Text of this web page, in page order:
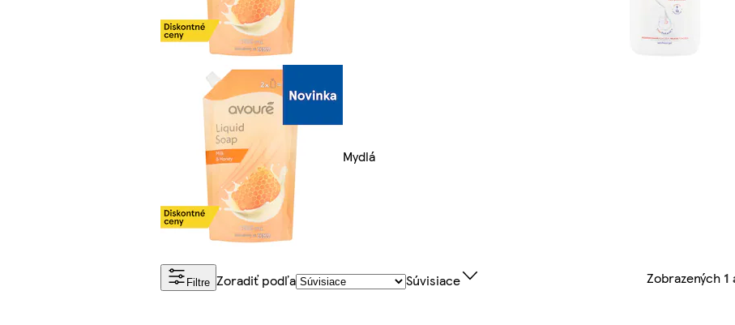
Mydlá
Filtre Zoradiť podľa Súvisiace Zobrazených 1